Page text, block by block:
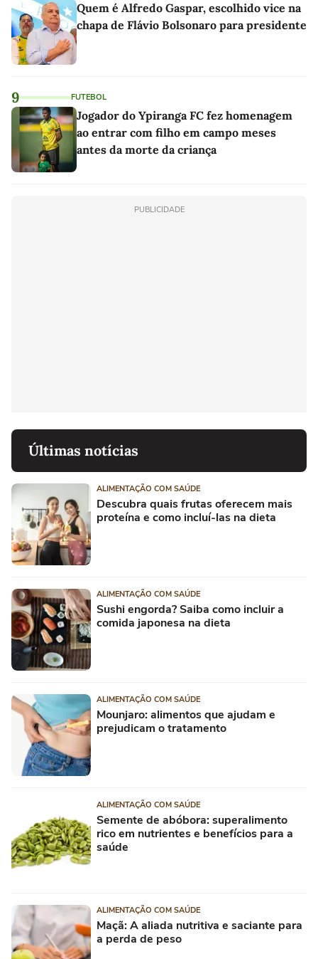
Quem é Alfredo Gaspar, escolhido vice na
chapa de Flávio Bolsonaro para presidente
9 FUTEBOL
Jogador do Ypiranga FC fez homenagem
ao entrar com filho em campo meses
antes da morte da criança
PUBLICIDADE
Últimas notícias
ALIMENTAÇÃO COM SAÚDE
Descubra quais frutas oferecem mais
proteína e como incluí-las na dieta
ALIMENTAÇÃO COM SAÚDE
Sushi engorda? Saiba como incluir a
comida japonesa na dieta
ALIMENTAÇÃO COM SAÚDE
Mounjaro: alimentos que ajudam e
prejudicam o tratamento
ALIMENTAÇÃO COM SAÚDE
Semente de abóbora: superalimento
rico em nutrientes e benefícios para a
saúde
ALIMENTAÇÃO COM SAÚDE
Maçã: A aliada nutritiva e saciante para
a perda de peso